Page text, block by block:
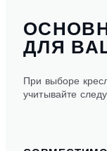
ДЛЯ
При выборе
учитывайте